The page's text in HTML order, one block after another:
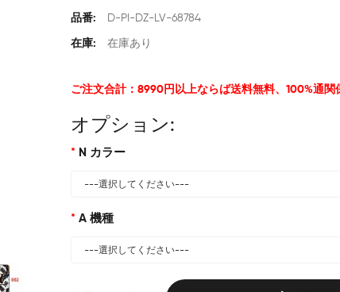
品番: D-PI-DZ-LV-68784
在庫: 在庫あり
ご注文合計：8990円以上ならば送料無料、100%通関
オプション:
N カラー
A 機種